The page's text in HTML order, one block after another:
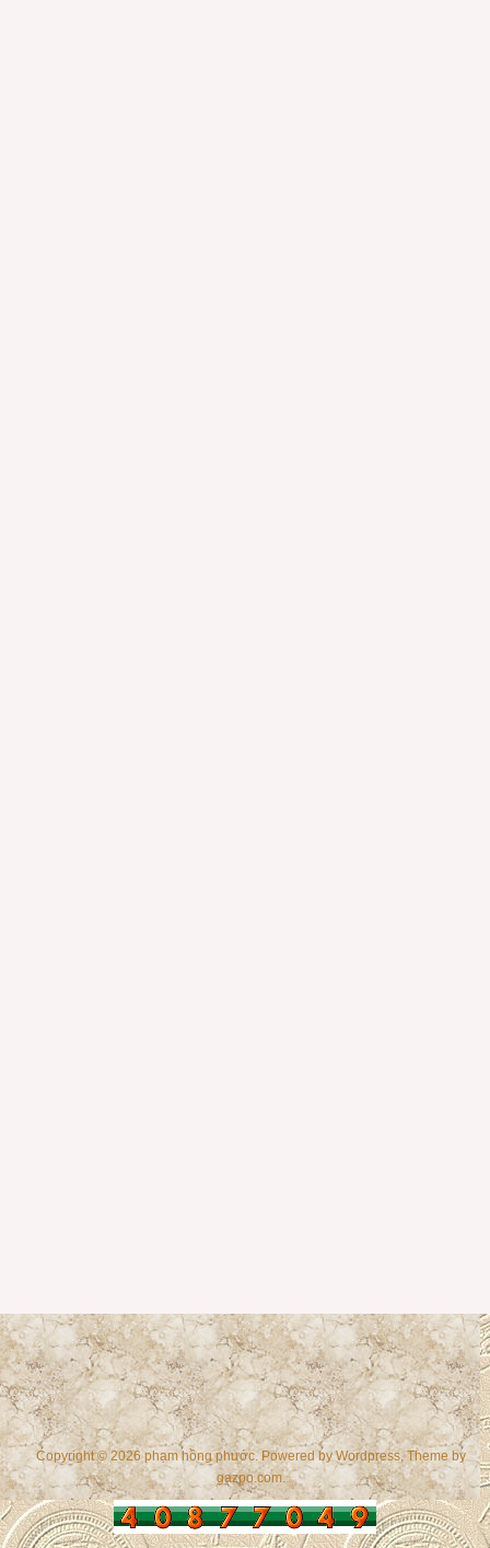
Copyright © 2026 phạm hồng phước. Powered byWordpress, Theme by
gazpo.com.